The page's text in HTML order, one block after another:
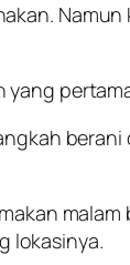
malam
lokasinya.